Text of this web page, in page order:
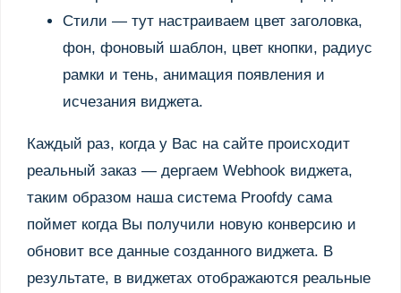
Стили — тут настраиваем цвет заголовка,
фон, фоновый шаблон, цвет кнопки, радиус
рамки и тень, анимация появления и
исчезания виджета.
Каждый раз, когда у Вас на сайте происходит
реальный заказ — дергаем Webhook виджета,
таким образом наша система Proofdy сама
поймет когда Вы получили новую конверсию и
обновит все данные созданного виджета. В
результате, в виджетах отображаются реальные